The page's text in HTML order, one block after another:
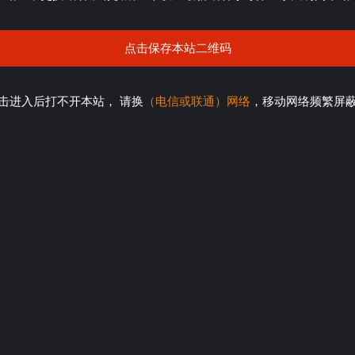
点击保存本站二维码
进入后打不开本站， 请换 （电信或联通）网络 ，移动网络频繁屏